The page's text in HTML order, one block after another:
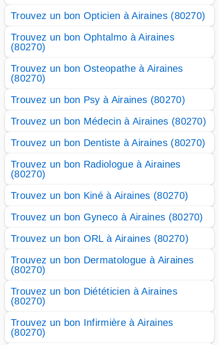
Trouvez un bon Opticien à Airaines (80270)
Trouvez un bon Ophtalmo à Airaines
(80270)
Trouvez un bon Osteopathe à Airaines
(80270)
Trouvez un bon Psy à Airaines (80270)
Trouvez un bon Médecin à Airaines (80270)
Trouvez un bon Dentiste à Airaines (80270)
Trouvez un bon Radiologue à Airaines
(80270)
Trouvez un bon Kiné à Airaines (80270)
Trouvez un bon Gyneco à Airaines (80270)
Trouvez un bon ORL à Airaines (80270)
Trouvez un bon Dermatologue à Airaines
(80270)
Trouvez un bon Diététicien à Airaines
(80270)
Trouvez un bon Infirmière à Airaines
(80270)